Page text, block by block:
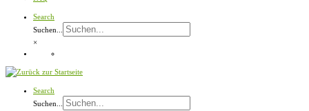
Search
Suchen...
×
Search
Suchen...